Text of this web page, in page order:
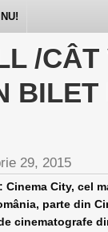
/CÂT
BILET
29, 2015
City, cel
parte din
cinematografe